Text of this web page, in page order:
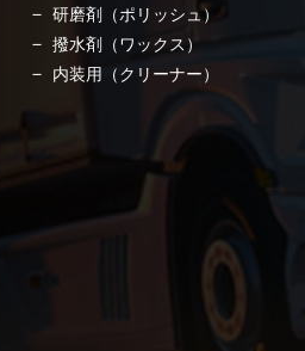
研磨剤（ポリッシュ）
撥水剤（ワックス）
内装用（クリーナー）